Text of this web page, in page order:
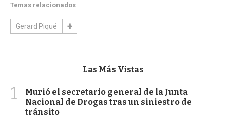
Temas relacionados
Gerard Piqué
Las Más Vistas
1
Murió el secretario general de la Junta
Nacional de Drogas tras un siniestro de
tránsito